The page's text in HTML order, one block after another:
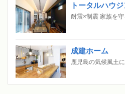
トータルハウ
耐震×制震 家族を
成建ホーム
鹿児島の気候風土